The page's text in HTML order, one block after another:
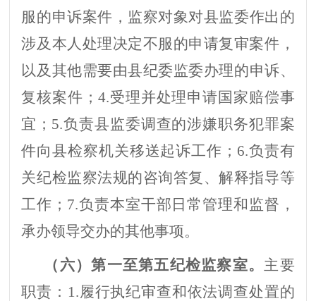
服的申诉案件，监察对象对县监委作出的
涉及本人处理决定不服的申请复审案件，
以及其他需要由县纪委监委办理的申诉、
复核案件； 4.受理并处理申请国家赔偿事
宜； 5.负责县监委调查的涉嫌职务犯罪案
件向县检察机关移送起诉工作 ； 6.负责有
关纪检监察法规的咨询答复、解释指导等
工作； 7.负责本室干部日常管理和监督，
承办领导交办的其他事项。
（六）第一至第五纪检监察室。 主要
职责： 1.履行执纪审查和依法调查处置的